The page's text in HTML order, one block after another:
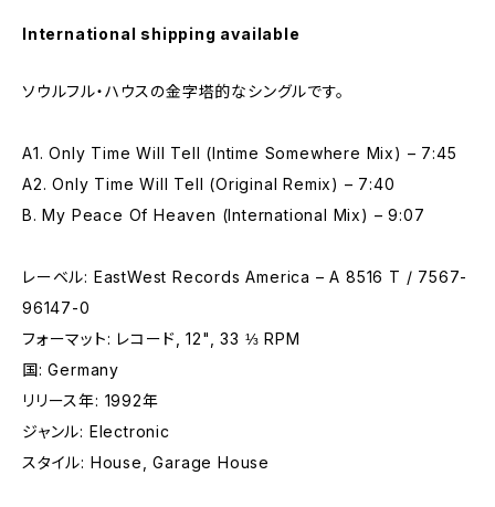
International shipping available
ソウルフル・ハウスの金字塔的なシングルです。
A1. Only Time Will Tell (Intime Somewhere Mix) – 7:45
A2. Only Time Will Tell (Original Remix) – 7:40
B. My Peace Of Heaven (International Mix) – 9:07
レーベル: EastWest Records America – A 8516 T / 7567-
96147-0
フォーマット: レコード, 12", 33 ⅓ RPM
国: Germany
リリース年: 1992年
ジャンル: Electronic
スタイル: House, Garage House